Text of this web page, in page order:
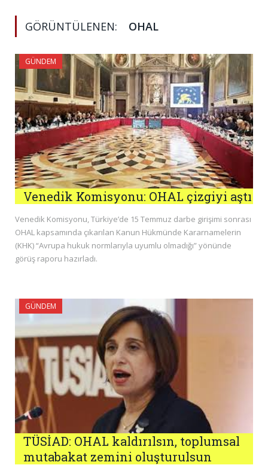
GÖRÜNTÜLENEN: OHAL
GÜNDEM
Venedik Komisyonu: OHAL çizgiyi aştı
Venedik Komisyonu, Türkiye’de 15 Temmuz darbe girişimi sonrası
OHAL kapsamında çıkarılan Kanun Hükmünde Kararnamelerin
(KHK) “Avrupa hukuk normlarıyla uyumlu olmadığı” yönünde
görüş raporu hazırladı.
GÜNDEM
TÜSİAD: OHAL kaldırılsın, toplumsal
mutabakat zemini oluşturulsun